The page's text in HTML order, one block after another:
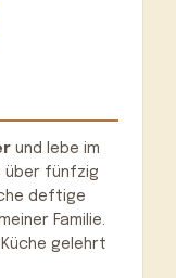
und lebe im
über fünfzig
deftige
Familie.
gelehrt